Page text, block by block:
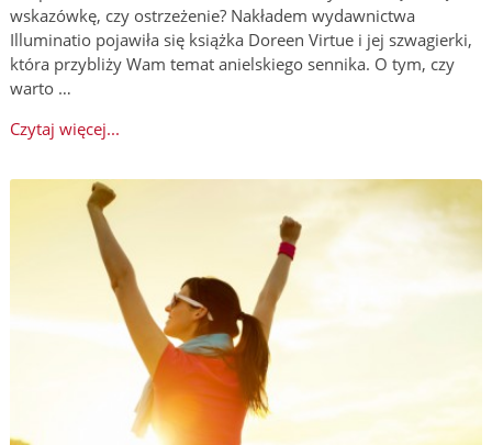
wskazówkę, czy ostrzeżenie? Nakładem wydawnictwa
Illuminatio pojawiła się książka Doreen Virtue i jej szwagierki,
która przybliży Wam temat anielskiego sennika. O tym, czy
warto …
Czytaj więcej...